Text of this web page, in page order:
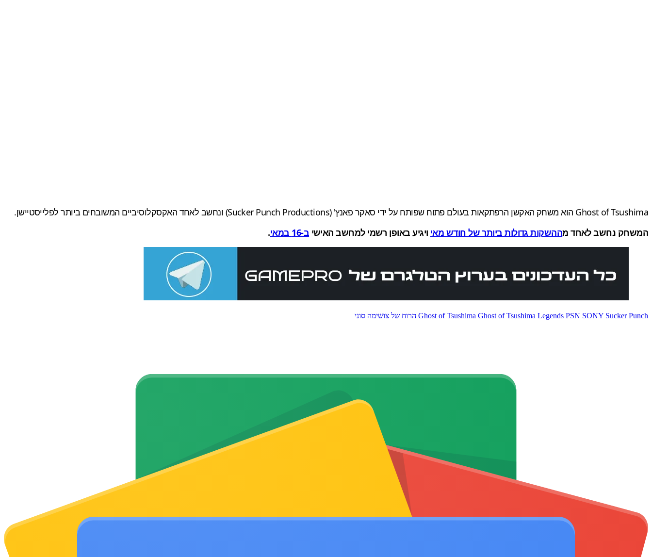
Ghost of Tsushima הוא משחק האקשן הרפתקאות בעולם פתוח שפותח על ידי סאקר פאנץ' (Sucker Punch Productions) ונחשב לאחד האקסקלוסיביים המשובחים ביותר לפלייסטיישן.
המשחק נחשב לאחד מההשקות גדולות ביותר של חודש מאי ויגיע באופן רשמי למחשב האישי ב-16 במאי .
Ghost of Tsushima Ghost of Tsushima Legends PSN SONY Sucker Punch הרוח של צושימה סוני